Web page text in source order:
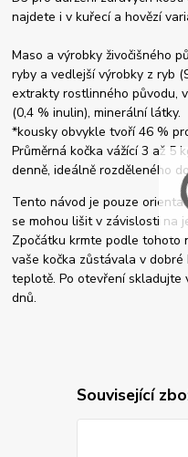
najdete i v kuřecí a hovězí
Maso a výrobky živočišného
ryby a vedlejší výrobky z ryb
extrakty rostlinného původu,
(0,4 % inulin), minerální látky.
*kousky obvykle tvoří 46 %
Průměrná kočka vážící 3 až 5
denně, ideálně rozděleného
Tento návod je pouze
se mohou lišit v závislosti na
Zpočátku krmte podle tohoto
vaše kočka zůstávala v
teplotě. Po otevření skladujte
dnů.
Související